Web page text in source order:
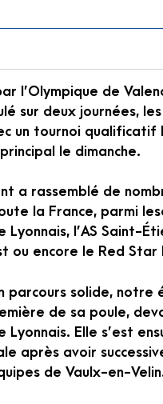
l’Olympique de
sur deux journées,
un tournoi qualificatif
le dimanche.
a rassemblé de
la France, parmi
Lyonnais, l’AS Saint-
ou encore le Red Star
parcours solide, notre
de sa poule,
Lyonnais. Elle s’est
après avoir
de Vaulx-en-